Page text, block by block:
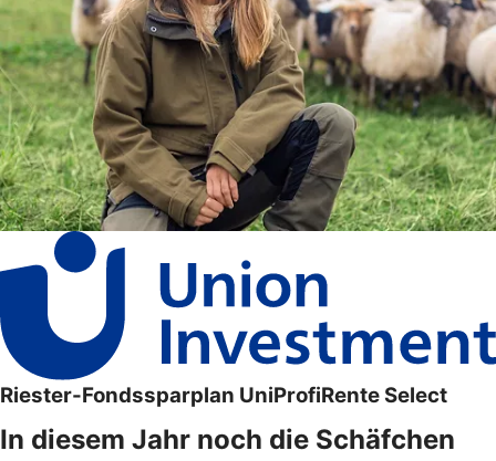
Riester-Fondssparplan UniProfiRente Select
In diesem Jahr noch die Schäfchen